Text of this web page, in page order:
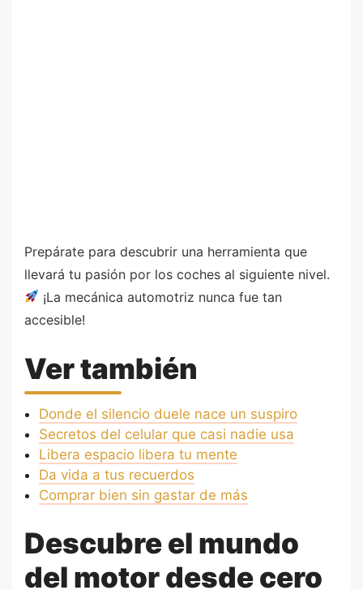
Prepárate para descubrir una herramienta que
llevará tu pasión por los coches al siguiente nivel.
¡La mecánica automotriz nunca fue tan
accesible!
Ver también
Donde el silencio duele nace un suspiro
Secretos del celular que casi nadie usa
Libera espacio libera tu mente
Da vida a tus recuerdos
Comprar bien sin gastar de más
Descubre el mundo
del motor desde cero